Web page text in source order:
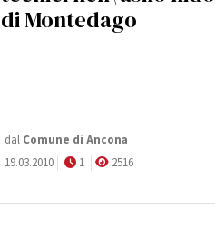
di Montedago
dal Comune di Ancona
19.03.2010
1 2516